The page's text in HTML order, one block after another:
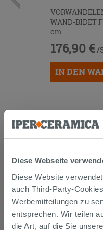
Diese Webseite
Diese Website
auch Third-Party-
Werbemitteilungen zu
entsprechen. Wir teilen
die Art, auf die Sie
WAND-BIDET
cm
176,90 € /
IN DEN
Versand
Die Waren werden
Werktagen ab der